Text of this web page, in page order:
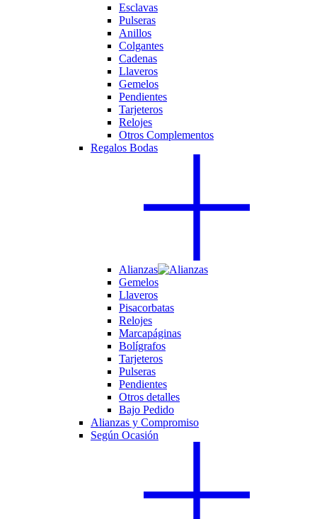
Esclavas
Pulseras
Anillos
Colgantes
Cadenas
Llaveros
Gemelos
Pendientes
Tarjeteros
Relojes
Otros Complementos
Regalos Bodas
Alianzas
Gemelos
Llaveros
Pisacorbatas
Relojes
Marcapáginas
Bolígrafos
Tarjeteros
Pulseras
Pendientes
Otros detalles
Bajo Pedido
Alianzas y Compromiso
Según Ocasión